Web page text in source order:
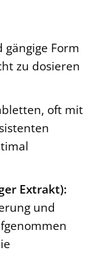
Form
zu dosieren
oft mit
Extrakt):
und